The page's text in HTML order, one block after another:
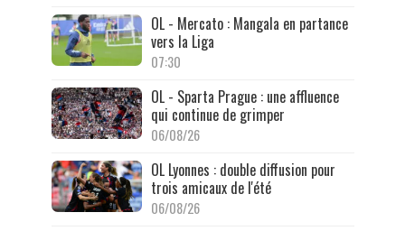
OL - Mercato : Mangala en partance
vers la Liga
07:30
OL - Sparta Prague : une affluence
qui continue de grimper
06/08/26
OL Lyonnes : double diffusion pour
trois amicaux de l'été
06/08/26